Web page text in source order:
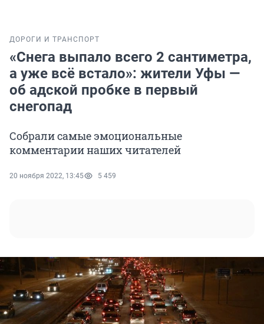
ДОРОГИ И ТРАНСПОРТ
«Снега выпало всего 2 сантиметра,
а уже всë встало»: жители Уфы —
об адской пробке в первый
снегопад
Собрали самые эмоциональные
комментарии наших читателей
20 ноября 2022, 13:45 5 459